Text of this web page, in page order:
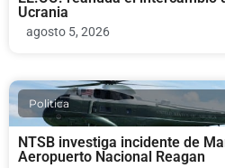
Ucrania
agosto 5, 2026
Politica
NTSB investiga incidente de
Aeropuerto Nacional Reagan